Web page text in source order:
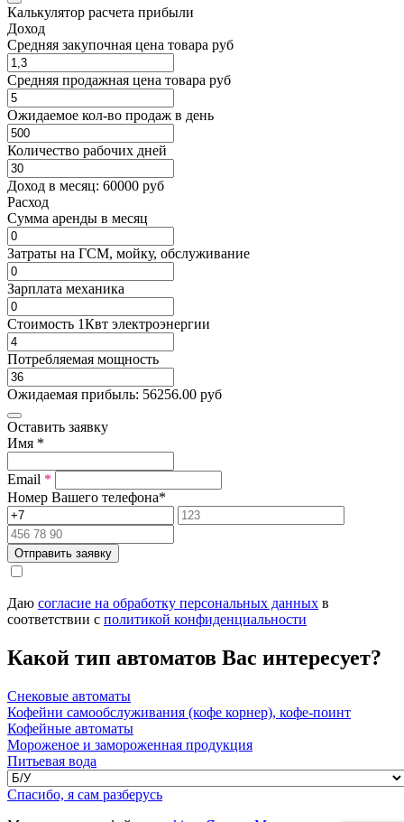
Калькулятор расчета прибыли
Доход
Средняя закупочная цена товара руб
Средняя продажная цена товара руб
Ожидаемое кол-во продаж в день
Количество рабочих дней
Доход в месяц: 60000 руб
Расход
Cумма аренды в месяц
Затраты на ГСМ, мойку, обслуживание
Зарплата механика
Стоимость 1Квт электроэнергии
Потребляемая мощность
Ожидаемая прибыль: 56256.00 руб
Оставить заявку
Имя *
Email *
Номер Вашего телефона*
Отправить заявку
Даю согласие на обработку персональных данных в
соответствии с политикой конфиденциальности
Какой тип автоматов Вас интересует?
Снековые автоматы
Кофейни самообслуживания (кофе корнер), кофе-поинт
Кофейные автоматы
Мороженое и замороженная продукция
Питьевая вода
Спасибо, я сам разберусь